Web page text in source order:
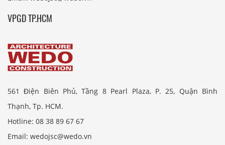
VPGD TP.HCM
561 Điện Biên Phủ, Tầng 8 Pearl Plaza, P. 25, Quận Bình
Thạnh, Tp. HCM.
Hotline: 08 38 89 67 67
Email: wedojsc@wedo.vn